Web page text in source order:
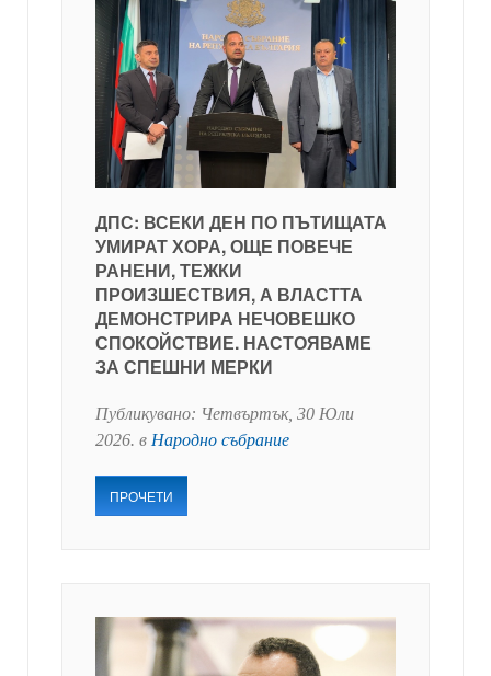
ДПС: ВСЕКИ ДЕН ПО ПЪТИЩАТА
УМИРАТ ХОРА, ОЩЕ ПОВЕЧЕ
РАНЕНИ, ТЕЖКИ
ПРОИЗШЕСТВИЯ, А ВЛАСТТА
ДЕМОНСТРИРА НЕЧОВЕШКО
СПОКОЙСТВИЕ. НАСТОЯВАМЕ
ЗА СПЕШНИ МЕРКИ
Публикувано: Четвъртък, 30 Юли
2026. в Народно събрание
ПРОЧЕТИ